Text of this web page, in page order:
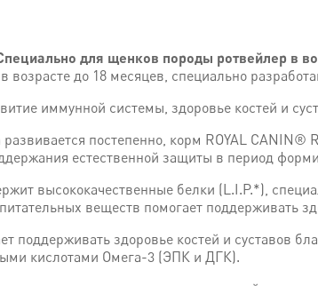
для щенков породы ротвейлер в
до 18 месяцев, специально
иммунной системы, здоровье костей и
постепенно, корм ROYAL
естественной защиты в период
высококачественные белки (L.I.P.*),
веществ помогает поддерживать
поддерживать здоровье костей и суставов
кислотами Омега-3 (ЭПК и ДГК).